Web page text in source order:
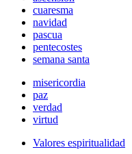
cuaresma
navidad
pascua
pentecostes
semana santa
misericordia
paz
verdad
virtud
Valores espiritualidad